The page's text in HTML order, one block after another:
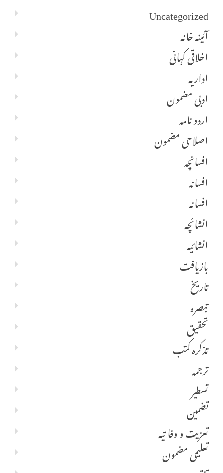
Uncategorized
آئینہ خانہ
اخلاقی کہانی
اداریہ
ادبی مضمون
اردو نامہ
اصلاحی مضمون
افسانچہ
افسانہ
افسانہ
انشائچہ
انشائیہ
بازیافت
تاریخ
تبصرہ
تحقیق
تذکرہ کتب
ترجمہ
تسطیر
تضمین
تعزیت و وفا تیہ
تعلیمی مضمون